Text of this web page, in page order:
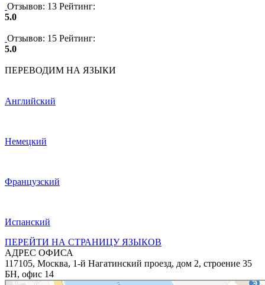
Отзывов: 13 Рейтинг:
5.0
Отзывов: 15 Рейтинг:
5.0
ПЕРЕВОДИМ НА ЯЗЫКИ
Английский
Немецкий
Французский
Испанский
ПЕРЕЙТИ НА СТРАНИЦУ ЯЗЫКОВ
АДРЕС ОФИСА
117105, Москва, 1-й Нагатинский проезд, дом 2, строение 35
БН, офис 14